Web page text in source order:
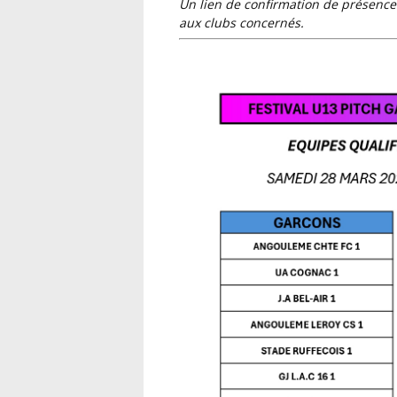
Un lien de confirmation de présence pour les clubs qualifiés a été communiqué par mail
aux clubs concernés.